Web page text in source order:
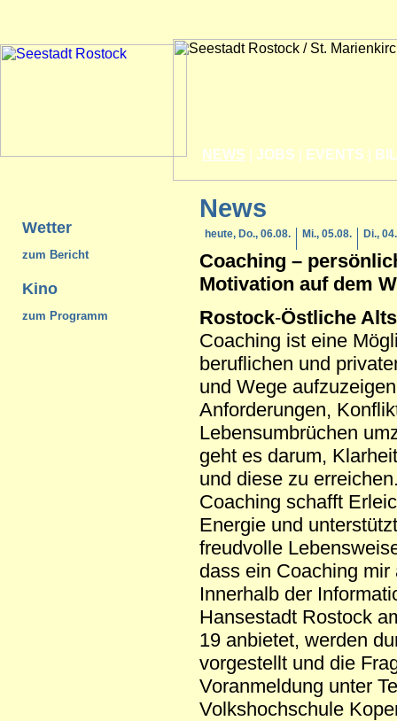
NEWS JOBS EVENTS
Wetter
zum Bericht
Kino
zum Programm
News
heute, Do., 06.08. Mi., 05.08. Di.,
Coaching –
Motivation auf dem
Rostock-Östliche
Coaching ist eine
beruflichen und
und Wege
Anforderungen,
Lebensumbrüchen
geht es darum,
und diese zu
Coaching schafft
Energie und
freudvolle
dass ein Coaching mir
Innerhalb der
Hansestadt Rostock
19 anbietet, werden
vorgestellt und die
Voranmeldung unter
Volkshochschule